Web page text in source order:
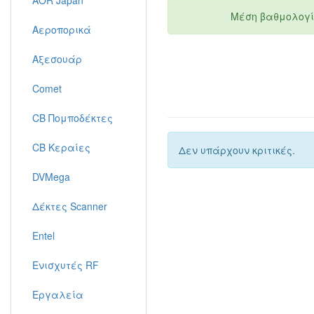
Μέση
Δεν υπάρχουν κριτικές.
Αεροπορικά
Αξεσουάρ
Comet
CB Πομποδέκτες
CB Κεραίες
DVMega
Δέκτες Scanner
Entel
Ενισχυτές RF
Εργαλεία